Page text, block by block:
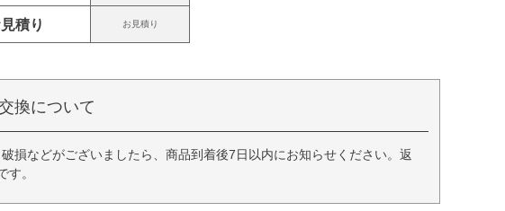
積り お見積り
換について
損などがございましたら、商品到着後7日以内にお知らせください。返
。